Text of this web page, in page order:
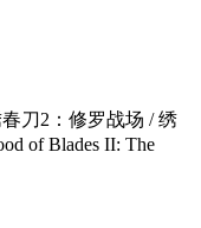
2：修罗战场 / 绣
of Blades II: The